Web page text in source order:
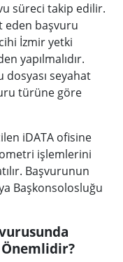
süreci takip edilir.
eden başvuru
İzmir yetki
yapılmalıdır.
dosyası seyahat
türüne göre
iDATA ofisine
işlemlerini
Başvurunun
Başkonsolosluğu